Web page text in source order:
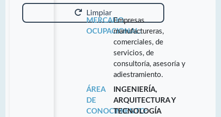
Limpiar
MERCADO
OCUPACIONAL:
Empresas
manufactureras,
comerciales, de
servicios, de
consultoría, asesoría y
adiestramiento.
ÁREA
DE
CONOCIMIENTO:
INGENIERÍA,
ARQUITECTURA Y
TECNOLOGÍA